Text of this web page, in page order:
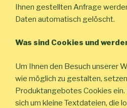
Ihnen gestellten Anfrage
Daten automatisch gelöscht.
Was sind Cookies und
Um Ihnen den Besuch unserer
wie möglich zu gestalten,
Produktangebotes Cookies ein.
sich um kleine Textdateien, die